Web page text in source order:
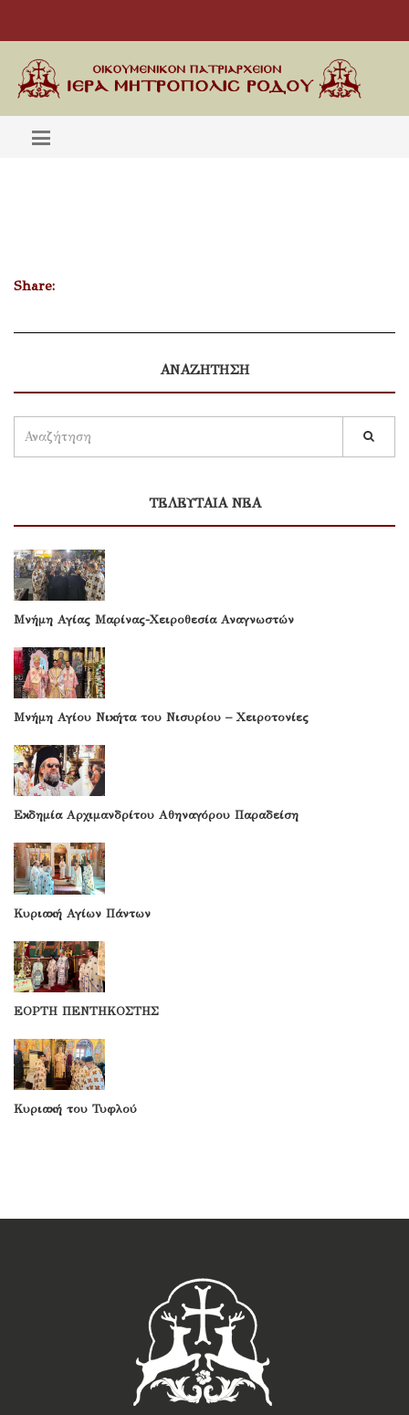
Share:
ΑΝΑΖΗΤΗΣΗ
ΤΕΛΕΥΤΑΙΑ ΝΕΑ
Μνήμη Αγίας Μαρίνας-Χειροθεσία Αναγνωστών
Μνήμη Αγίου Νικήτα του Νισυρίου – Χειροτονίες
Εκδημία Αρχιμανδρίτου Αθηναγόρου Παραδείση
Κυριακή Αγίων Πάντων
ΕΟΡΤΗ ΠΕΝΤΗΚΟΣΤΗΣ
Κυριακή του Τυφλού